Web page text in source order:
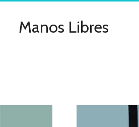
Manos Libres